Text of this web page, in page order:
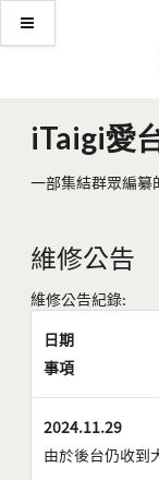
iTaigi愛
一部集結群眾編纂
維修公告
維修公告紀錄:
日期
事項
2024.11.29
由於後台仍收到